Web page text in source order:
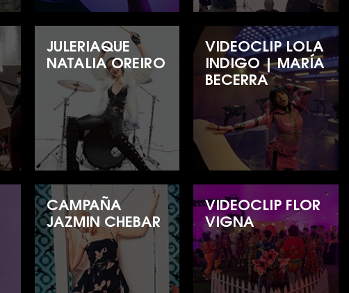
JULERIAQUE
NATALIA OREIRO
VIDEOCLIP LOLA
INDIGO | MARÍA
BECERRA
CAMPAÑA
JAZMIN CHEBAR
VIDEOCLIP FLOR
VIGNA